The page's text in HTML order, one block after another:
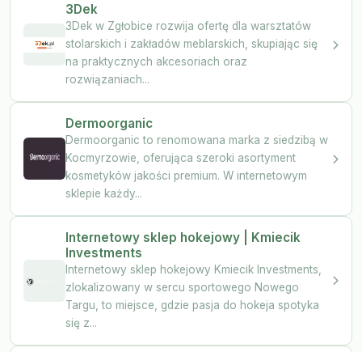
3Dek
3Dek w Zgłobice rozwija ofertę dla warsztatów
stolarskich i zakładów meblarskich, skupiając się
na praktycznych akcesoriach oraz
rozwiązaniach...
Dermoorganic
Dermoorganic to renomowana marka z siedzibą w
Kocmyrzowie, oferująca szeroki asortyment
kosmetyków jakości premium. W internetowym
sklepie każdy...
Internetowy sklep hokejowy | Kmiecik
Investments
Internetowy sklep hokejowy Kmiecik Investments,
zlokalizowany w sercu sportowego Nowego
Targu, to miejsce, gdzie pasja do hokeja spotyka
się z...